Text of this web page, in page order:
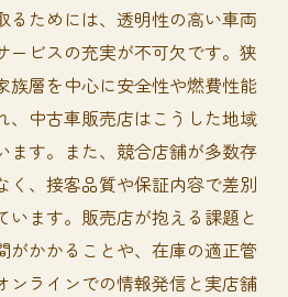
るためには、透明性の高い車両
ービスの充実が不可欠です。狭
族層を中心に安全性や燃費性能
、中古車販売店はこうした地域
ます。また、競合店舗が多数存
く、接客品質や保証内容で差別
います。販売店が抱える課題と
がかかることや、在庫の適正管
ンラインでの情報発信と実店舗